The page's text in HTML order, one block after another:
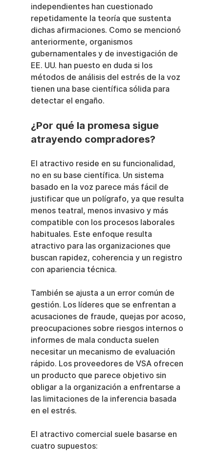
independientes han cuestionado
repetidamente la teoría que sustenta
dichas afirmaciones. Como se mencionó
anteriormente, organismos
gubernamentales y de investigación de
EE. UU. han puesto en duda si los
métodos de análisis del estrés de la voz
tienen una base científica sólida para
detectar el engaño.
¿Por qué la promesa sigue
atrayendo compradores?
El atractivo reside en su funcionalidad,
no en su base científica. Un sistema
basado en la voz parece más fácil de
justificar que un polígrafo, ya que resulta
menos teatral, menos invasivo y más
compatible con los procesos laborales
habituales. Este enfoque resulta
atractivo para las organizaciones que
buscan rapidez, coherencia y un registro
con apariencia técnica.
También se ajusta a un error común de
gestión. Los líderes que se enfrentan a
acusaciones de fraude, quejas por acoso,
preocupaciones sobre riesgos internos o
informes de mala conducta suelen
necesitar un mecanismo de evaluación
rápido. Los proveedores de VSA ofrecen
un producto que parece objetivo sin
obligar a la organización a enfrentarse a
las limitaciones de la inferencia basada
en el estrés.
El atractivo comercial suele basarse en
cuatro supuestos: